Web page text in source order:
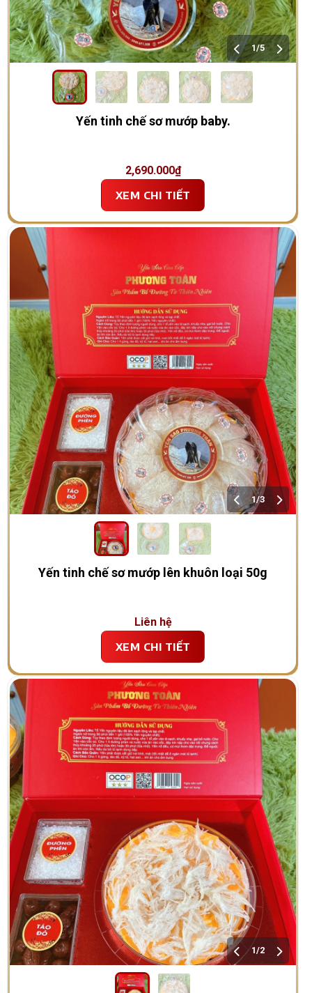
1/5
Yến tinh chế sơ mướp baby.
2,690.000₫
XEM CHI TIẾT
1/3
Yến tinh chế sơ mướp lên khuôn loại 50g
Liên hệ
XEM CHI TIẾT
1/2